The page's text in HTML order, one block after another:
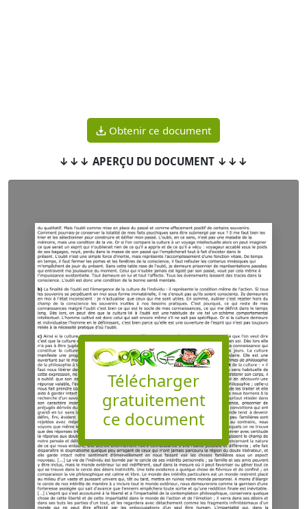
Obtenir ce document
↓↓↓ APERÇU DU DOCUMENT ↓↓↓
Télécharger
gratuitement
ce document